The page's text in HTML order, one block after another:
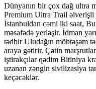
Dünyanın bir çox dağ ultra
Premium Ultra Trail əlverişli
İstanbuldan cəmi iki saat,
məsafədə yerləşir. İdman
tədbir Uludağın möhtəşəm
araya gətirir. Çətin
iştirakçılar qədim Bitiniya
uzanan zəngin sivilizasiya
keçəcəklər.